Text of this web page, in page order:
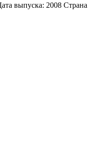
выпуска: 2008 Страна